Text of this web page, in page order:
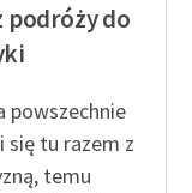
podróży do
powszechnie
się tu razem z
temu